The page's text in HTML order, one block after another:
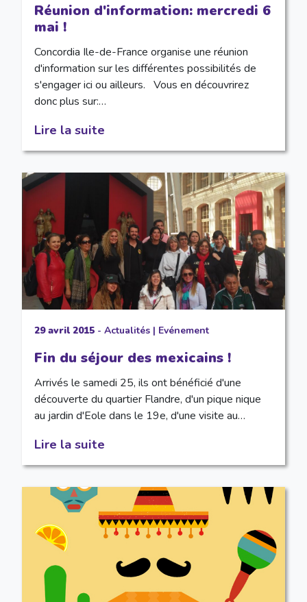
Réunion d'information: mercredi 6
mai !
Concordia Ile-de-France organise une réunion
d'information sur les différentes possibilités de
s'engager ici ou ailleurs. Vous en découvrirez
donc plus sur:…
Lire la suite
29 avril 2015- Actualités| Evénement
Fin du séjour des mexicains !
Arrivés le samedi 25, ils ont bénéficié d'une
découverte du quartier Flandre, d'un pique nique
au jardin d'Eole dans le 19e, d'une visite au…
Lire la suite